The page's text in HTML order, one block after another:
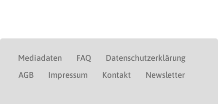
Mediadaten FAQ
Datenschutzerklärung
AGB
Impressum Kontakt Newsletter